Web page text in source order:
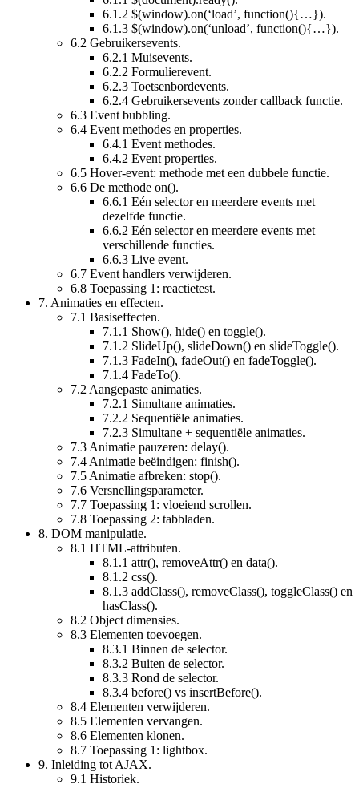
6.1.2 $(window).on(‘load’, function(){…}).
6.1.3 $(window).on(‘unload’, function(){…}).
6.2 Gebruikersevents.
6.2.1 Muisevents.
6.2.2 Formulierevent.
6.2.3 Toetsenbordevents.
6.2.4 Gebruikersevents zonder callback functie.
6.3 Event bubbling.
6.4 Event methodes en properties.
6.4.1 Event methodes.
6.4.2 Event properties.
6.5 Hover-event: methode met een dubbele functie.
6.6 De methode on().
6.6.1 Eén selector en meerdere events met
dezelfde functie.
6.6.2 Eén selector en meerdere events met
verschillende functies.
6.6.3 Live event.
6.7 Event handlers verwijderen.
6.8 Toepassing 1: reactietest.
7. Animaties en effecten.
7.1 Basiseffecten.
7.1.1 Show(), hide() en toggle().
7.1.2 SlideUp(), slideDown() en slideToggle().
7.1.3 FadeIn(), fadeOut() en fadeToggle().
7.1.4 FadeTo().
7.2 Aangepaste animaties.
7.2.1 Simultane animaties.
7.2.2 Sequentiële animaties.
7.2.3 Simultane + sequentiële animaties.
7.3 Animatie pauzeren: delay().
7.4 Animatie beëindigen: finish().
7.5 Animatie afbreken: stop().
7.6 Versnellingsparameter.
7.7 Toepassing 1: vloeiend scrollen.
7.8 Toepassing 2: tabbladen.
8. DOM manipulatie.
8.1 HTML-attributen.
8.1.1 attr(), removeAttr() en data().
8.1.2 css().
8.1.3 addClass(), removeClass(), toggleClass() en
hasClass().
8.2 Object dimensies.
8.3 Elementen toevoegen.
8.3.1 Binnen de selector.
8.3.2 Buiten de selector.
8.3.3 Rond de selector.
8.3.4 before() vs insertBefore().
8.4 Elementen verwijderen.
8.5 Elementen vervangen.
8.6 Elementen klonen.
8.7 Toepassing 1: lightbox.
9. Inleiding tot AJAX.
9.1 Historiek.